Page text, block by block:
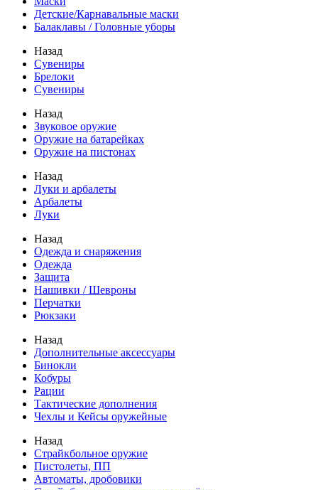
Детские/Карнавальные маски
Балаклавы / Головные уборы
Назад
Сувениры
Брелоки
Сувениры
Назад
Звуковое оружие
Оружие на батарейках
Оружие на пистонах
Назад
Луки и арбалеты
Арбалеты
Луки
Назад
Одежда и снаряжения
Одежда
Защита
Нашивки / Шевроны
Перчатки
Рюкзаки
Назад
Дополнительные аксессуары
Бинокли
Кобуры
Рации
Тактические дополнения
Чехлы и Кейсы оружейные
Назад
Страйкбольное оружие
Пистолеты, ПП
Автоматы, дробовики